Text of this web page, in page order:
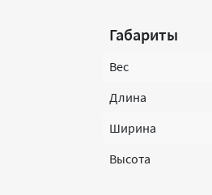
Габариты
Вес
Длина
Ширина
Высота